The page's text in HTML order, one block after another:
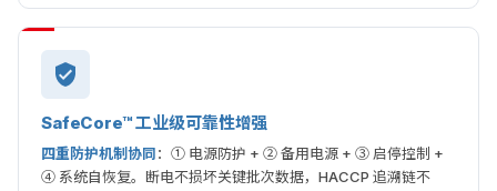
SafeCore™ 工业级可靠性增强
四重防护机制协同：① 电源防护 + ② 备用电源 + ③ 启停控制 +
④ 系统自恢复。断电不损坏关键批次数据，HACCP 追溯链不